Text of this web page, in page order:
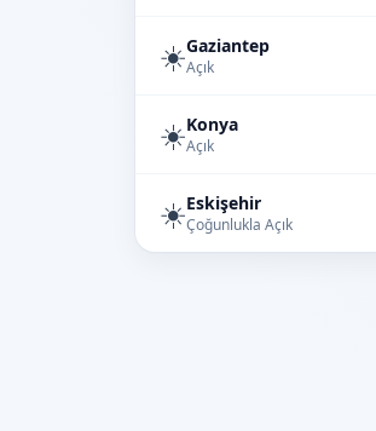
☀️Gaziantep
Açık
☀️Konya
Açık
☀️Eskişehir
Çoğunlukla Açık